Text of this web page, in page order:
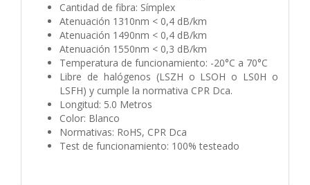
Cantidad de fibra: Símplex
Atenuación 1310nm < 0,4 dB/km
Atenuación 1490nm < 0,4 dB/km
Atenuación 1550nm < 0,3 dB/km
Temperatura de funcionamiento: -20°C a 70°C
Libre de halógenos (LSZH o LSOH o LS0H o
LSFH) y cumple la normativa CPR Dca.
Longitud: 5.0 Metros
Color: Blanco
Normativas: RoHS, CPR Dca
Test de funcionamiento: 100% testeado